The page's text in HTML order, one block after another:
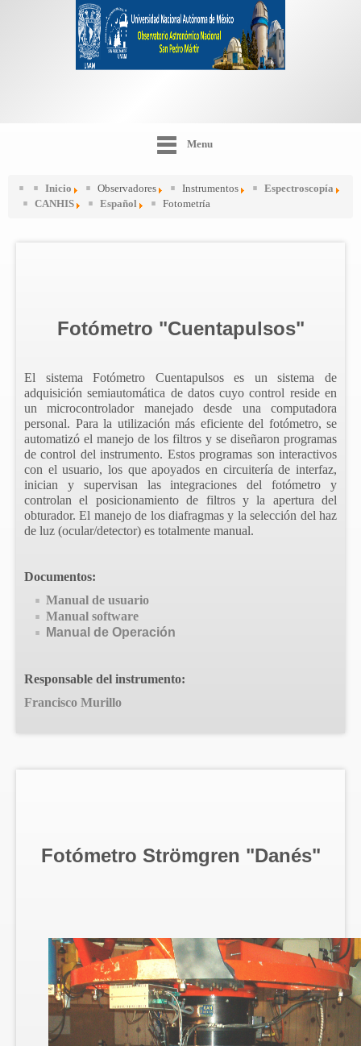
Menu
Inicio Observadores Instrumentos
Espectroscopía
CANHIS
Español Fotometría
Fotómetro "Cuentapulsos"
El sistema Fotómetro Cuentapulsos es un sistema de
adquisición semiautomática de datos cuyo control reside en
un microcontrolador manejado desde una computadora
personal. Para la utilización más eficiente del fotómetro, se
automatizó el manejo de los filtros y se diseñaron programas
de control del instrumento. Estos programas son interactivos
con el usuario, los que apoyados en circuitería de interfaz,
inician y supervisan las integraciones del fotómetro y
controlan el posicionamiento de filtros y la apertura del
obturador. El manejo de los diafragmas y la selección del haz
de luz (ocular/detector) es totalmente manual.
Documentos:
Manual de usuario
Manual software
Manual de Operación
Responsable del instrumento:
Francisco Murillo
Fotómetro Strömgren "Danés"